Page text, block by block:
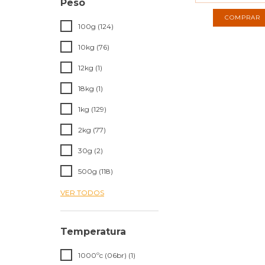
Peso
100g (124)
10kg (76)
12kg (1)
18kg (1)
1kg (129)
2kg (77)
30g (2)
500g (118)
VER TODOS
Temperatura
1000ºc (06br) (1)
COMPRAR